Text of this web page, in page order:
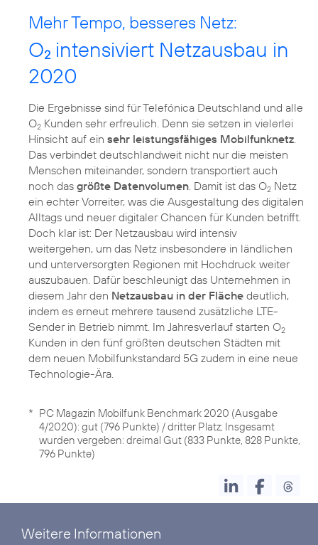
Mehr Tempo, besseres Netz:
O2 intensiviert Netzausbau in
2020
Die Ergebnisse sind für Telefónica Deutschland und alle
O2 Kunden sehr erfreulich. Denn sie setzen in vielerlei
Hinsicht auf ein sehr leistungsfähiges Mobilfunknetz.
Das verbindet deutschlandweit nicht nur die meisten
Menschen miteinander, sondern transportiert auch
noch das größte Datenvolumen. Damit ist das O2 Netz
ein echter Vorreiter, was die Ausgestaltung des digitalen
Alltags und neuer digitaler Chancen für Kunden betrifft.
Doch klar ist: Der Netzausbau wird intensiv
weitergehen, um das Netz insbesondere in ländlichen
und unterversorgten Regionen mit Hochdruck weiter
auszubauen. Dafür beschleunigt das Unternehmen in
diesem Jahr den Netzausbau in der Fläche deutlich,
indem es erneut mehrere tausend zusätzliche LTE-
Sender in Betrieb nimmt. Im Jahresverlauf starten O2
Kunden in den fünf größten deutschen Städten mit
dem neuen Mobilfunkstandard 5G zudem in eine neue
Technologie-Ära.
* PC Magazin Mobilfunk Benchmark 2020 (Ausgabe
4/2020): gut (796 Punkte) / dritter Platz; Insgesamt
wurden vergeben: dreimal Gut (833 Punkte, 828 Punkte,
796 Punkte)
Weitere Informationen